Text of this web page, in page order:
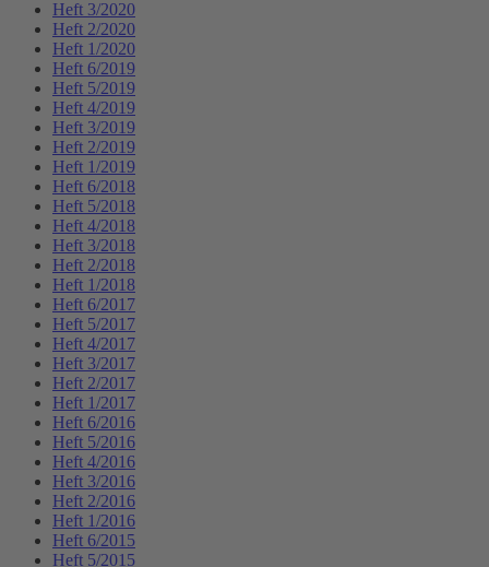
Heft 3/2020
Heft 2/2020
Heft 1/2020
Heft 6/2019
Heft 5/2019
Heft 4/2019
Heft 3/2019
Heft 2/2019
Heft 1/2019
Heft 6/2018
Heft 5/2018
Heft 4/2018
Heft 3/2018
Heft 2/2018
Heft 1/2018
Heft 6/2017
Heft 5/2017
Heft 4/2017
Heft 3/2017
Heft 2/2017
Heft 1/2017
Heft 6/2016
Heft 5/2016
Heft 4/2016
Heft 3/2016
Heft 2/2016
Heft 1/2016
Heft 6/2015
Heft 5/2015